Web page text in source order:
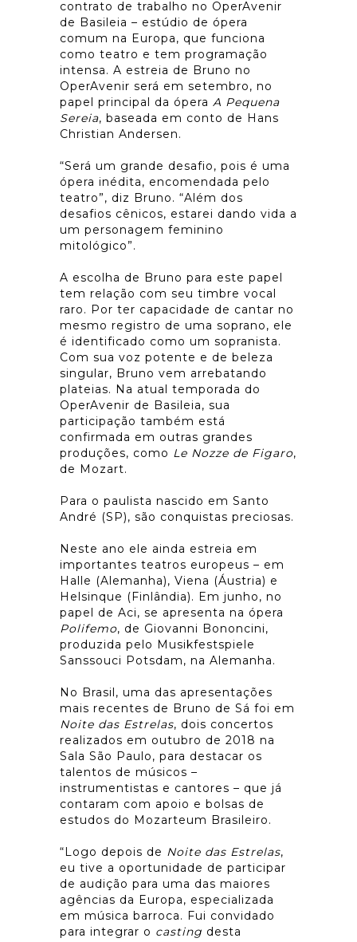
contrato de trabalho no OperAvenir
de Basileia – estúdio de ópera
comum na Europa, que funciona
como teatro e tem programação
intensa. A estreia de Bruno no
OperAvenir será em setembro, no
papel principal da ópera A Pequena
Sereia, baseada em conto de Hans
Christian Andersen.
“Será um grande desafio, pois é uma
ópera inédita, encomendada pelo
teatro”, diz Bruno. “Além dos
desafios cênicos, estarei dando vida a
um personagem feminino
mitológico”.
A escolha de Bruno para este papel
tem relação com seu timbre vocal
raro. Por ter capacidade de cantar no
mesmo registro de uma soprano, ele
é identificado como um sopranista.
Com sua voz potente e de beleza
singular, Bruno vem arrebatando
plateias. Na atual temporada do
OperAvenir de Basileia, sua
participação também está
confirmada em outras grandes
produções, como Le Nozze de Figaro,
de Mozart.
Para o paulista nascido em Santo
André (SP), são conquistas preciosas.
Neste ano ele ainda estreia em
importantes teatros europeus – em
Halle (Alemanha), Viena (Áustria) e
Helsinque (Finlândia). Em junho, no
papel de Aci, se apresenta na ópera
Polifemo, de Giovanni Bononcini,
produzida pelo Musikfestspiele
Sanssouci Potsdam, na Alemanha.
No Brasil, uma das apresentações
mais recentes de Bruno de Sá foi em
Noite das Estrelas, dois concertos
realizados em outubro de 2018 na
Sala São Paulo, para destacar os
talentos de músicos –
instrumentistas e cantores – que já
contaram com apoio e bolsas de
estudos do Mozarteum Brasileiro.
“Logo depois de Noite das Estrelas,
eu tive a oportunidade de participar
de audição para uma das maiores
agências da Europa, especializada
em música barroca. Fui convidado
para integrar o casting desta